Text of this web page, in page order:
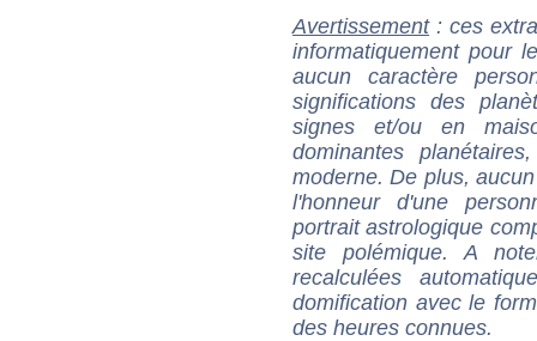
Avertissement: ces
informatiquement pour
aucun caractère
significations des
signes et/ou en
dominantes
moderne. De plus,
l'honneur d'une
portrait astrologique
site polémique. A
recalculées
domification avec le
des heures connues.